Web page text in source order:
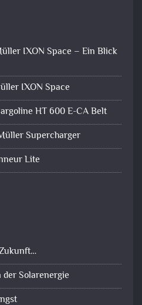
IXON Space – Ein Blick
IXON Space
HT 600 E-CA Belt
Supercharger
Lite
Solarenergie